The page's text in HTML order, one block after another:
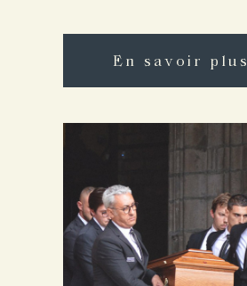
En savoir plus